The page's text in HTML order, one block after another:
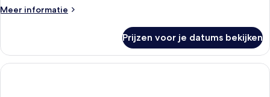
Meer informatie
Meer
Prijzen voor je datums bekijken